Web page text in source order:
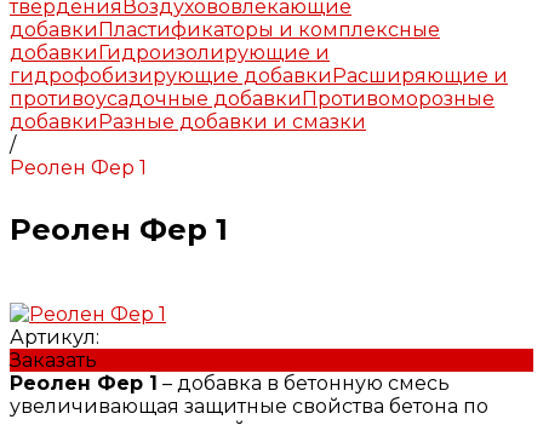
тверденияВоздухововлекающие
добавкиПластификаторы и комплексные
добавкиГидроизолирующие и
гидрофобизирующие добавкиРасширяющие и
противоусадочные добавкиПротивоморозные
добавкиРазные добавки и смазки
/
Реолен Фер 1
Реолен Фер 1
Артикул:
Заказать
Реолен Фер 1 – добавка в бетонную смесь
увеличивающая защитные свойства бетона по